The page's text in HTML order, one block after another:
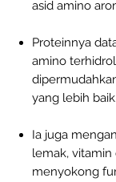
asid amino
Proteinnya
amino
yang lebih baik.
Ia juga
lemak,
menyokong